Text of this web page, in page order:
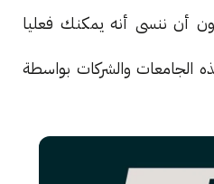
أن ننسى أنه يمكنك فعليا
والشركات بواسطة